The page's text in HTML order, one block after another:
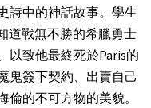
詩中的神話故事。學生
道戰無不勝的希臘勇士
以致他最終死於Paris的
鬼簽下契約、出賣自己
的不可方物的美貌。